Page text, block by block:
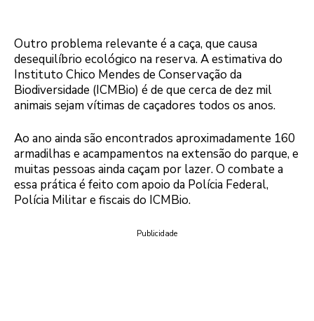
Outro problema relevante é a caça, que causa
desequilíbrio ecológico na reserva. A estimativa do
Instituto Chico Mendes de Conservação da
Biodiversidade (ICMBio) é de que cerca de dez mil
animais sejam vítimas de caçadores todos os anos.
Ao ano ainda são encontrados aproximadamente 160
armadilhas e acampamentos na extensão do parque, e
muitas pessoas ainda caçam por lazer. O combate a
essa prática é feito com apoio da Polícia Federal,
Polícia Militar e fiscais do ICMBio.
Publicidade